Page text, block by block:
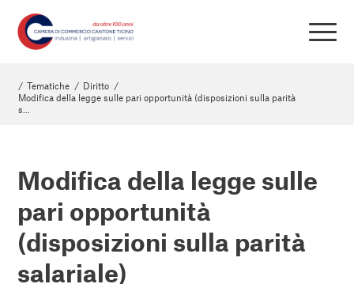
/ Tematiche / Diritto /
Modifica della legge sulle pari opportunità (disposizioni sulla parità
s...
Modifica della legge sulle
pari opportunità
(disposizioni sulla parità
salariale)